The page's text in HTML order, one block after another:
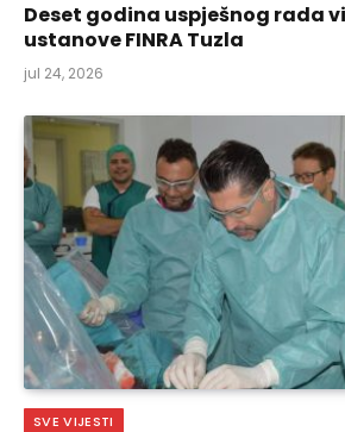
Deset godina uspješnog rada
ustanove FINRA Tuzla
jul 24, 2026
SVE VIJESTI